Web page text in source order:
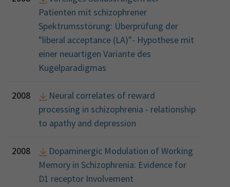
Patienten mit schizophrener
Spektrumsstörung: Überprüfung der
"liberal acceptance (LA)"- Hypothese mit
einer neuartigen Variante des
Kugelparadigmas
2008
Neural correlates of reward
processing in schizophrenia - relationship
to apathy and depression
2008
Dopaminergic Modulation of Working
Memory in Schizophrenia: Evidence for
D1 receptor Involvement